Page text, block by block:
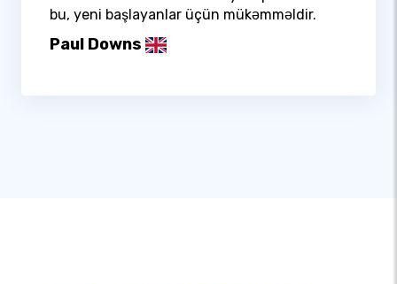
bu, yeni başlayanlar üçün mükəmməldir.
Paul Downs